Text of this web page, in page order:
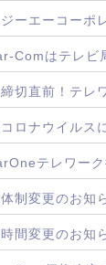
ーエーコーポ
Comはテレビ
切直前！テレ
ロナウイルス
テレワー
制変更のお知
間変更のお知